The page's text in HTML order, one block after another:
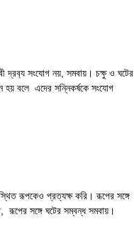
দ্রব‍্য সংযোগ নয়, সমবায়। চক্ষু ও ঘটের
হয় বলে এদের সন্নিকর্ষকে সংযোগ
রূপকেও প্রত্যক্ষ করি। রূপের সঙ্গে
রূপের সঙ্গে ঘটের সম্বন্ধ সমবায়।